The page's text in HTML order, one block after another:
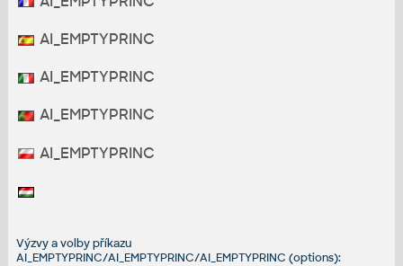
AI_EMPTYPRINC
AI_EMPTYPRINC
AI_EMPTYPRINC
AI_EMPTYPRINC
Výzvy a volby příkazu
AI_EMPTYPRINC/AI_EMPTYPRINC/AI_EMPTYPRINC (options):